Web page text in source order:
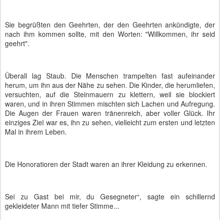
Sie begrüßten den Geehrten, der den Geehrten ankündigte, der
nach ihm kommen sollte, mit den Worten: "Willkommen, ihr seid
geehrt".
Überall lag Staub. Die Menschen trampelten fast aufeinander
herum, um ihn aus der Nähe zu sehen. Die Kinder, die herumliefen,
versuchten, auf die Steinmauern zu klettern, weil sie blockiert
waren, und in ihren Stimmen mischten sich Lachen und Aufregung.
Die Augen der Frauen waren tränenreich, aber voller Glück. Ihr
einziges Ziel war es, ihn zu sehen, vielleicht zum ersten und letzten
Mal in ihrem Leben.
Die Honoratioren der Stadt waren an ihrer Kleidung zu erkennen.
Sei zu Gast bei mir, du Gesegneter“, sagte ein schillernd
gekleideter Mann mit tiefer Stimme...